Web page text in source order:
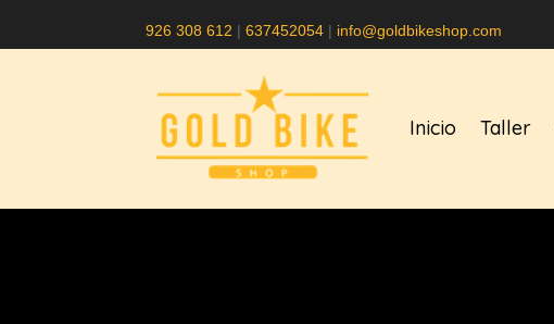
926 308 612 |637452054 | info@goldbikeshop.com
Inicio Taller